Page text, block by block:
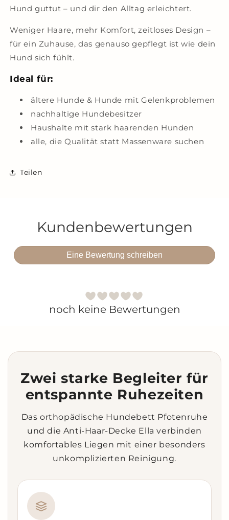
Hund guttut – und dir den Alltag erleichtert.
Weniger Haare, mehr Komfort, zeitloses Design –
für ein Zuhause, das genauso gepflegt ist wie dein
Hund sich fühlt.
Ideal für:
ältere Hunde & Hunde mit Gelenkproblemen
nachhaltige Hundebesitzer
Haushalte mit stark haarenden Hunden
alle, die Qualität statt Massenware suchen
Teilen
Kundenbewertungen
Eine Bewertung schreiben
noch keine Bewertungen
Zwei starke Begleiter für
entspannte Ruhezeiten
Das orthopädische Hundebett Pfotenruhe
und die Anti-Haar-Decke Ella verbinden
komfortables Liegen mit einer besonders
unkomplizierten Reinigung.